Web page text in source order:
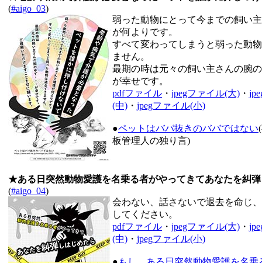
(#aigo_03)
弱った動物にとって今までの飼い
が何よりです。
すべて変わってしまうと弱った動
ません。
最期の時は元々の飼い主さんの腕
が幸せです。
pdfファイル ・ jpegファイル(大) ・
(中) ・ jpegファイル(小)
●ペットはババ抜きのババではない
板管理人の独り言)
★ある日突然動物愛護を名乗る者がやってきてあなたを糾
(#aigo_04)
会わない、話さないで退去を命じ
してください。
pdfファイル ・ jpegファイル(大) ・
(中) ・ jpegファイル(小)